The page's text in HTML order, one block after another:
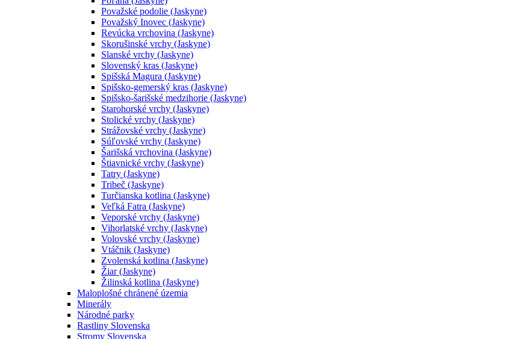
Považské podolie (Jaskyne)
Považský Inovec (Jaskyne)
Revúcka vrchovina (Jaskyne)
Skorušinské vrchy (Jaskyne)
Slanské vrchy (Jaskyne)
Slovenský kras (Jaskyne)
Spišská Magura (Jaskyne)
Spišsko-gemerský kras (Jaskyne)
Spišsko-šarišské medzihorie (Jaskyne)
Starohorské vrchy (Jaskyne)
Stolické vrchy (Jaskyne)
Strážovské vrchy (Jaskyne)
Súľovské vrchy (Jaskyne)
Šarišská vrchovina (Jaskyne)
Štiavnické vrchy (Jaskyne)
Tatry (Jaskyne)
Tribeč (Jaskyne)
Turčianska kotlina (Jaskyne)
Veľká Fatra (Jaskyne)
Veporské vrchy (Jaskyne)
Vihorlatské vrchy (Jaskyne)
Volovské vrchy (Jaskyne)
Vtáčnik (Jaskyne)
Zvolenská kotlina (Jaskyne)
Žiar (Jaskyne)
Žilinská kotlina (Jaskyne)
Maloplošné chránené územia
Minerály
Národné parky
Rastliny Slovenska
Stromy Slovenska